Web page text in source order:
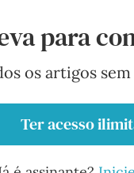
para
os artigos
Ter acesso